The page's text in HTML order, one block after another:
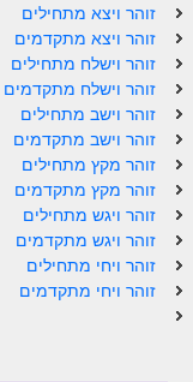
ספר הזוהר ויצא מתחילים
ספר הזוהר ויצא מתקדמים
ספר הזוהר וישלח מתחילים
הזוהר הקדוש וישלח מתקדמים
הזוהר הקדוש וישב מתחילים
הזוהר הקדוש וישב מתקדמים
הזוהר הקדוש מקץ מתחילים
זוהר ויצא מתחילים
זוהר ויצא מתקדמים
זוהר וישלח מתחילים
זוהר וישלח מתקדמים
זוהר וישב מתחילים
זוהר וישב מתקדמים
זוהר מקץ מתחילים
זוהר מקץ מתקדמים
זוהר ויגש מתחילים
זוהר ויגש מתקדמים
זוהר ויחי מתחילים
זוהר ויחי מתקדמים